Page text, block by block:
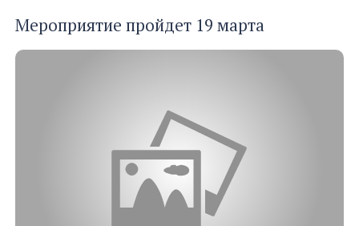
Мероприятие пройдет 19 марта